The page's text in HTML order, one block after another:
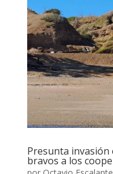
Presunta invasión
bravos a los